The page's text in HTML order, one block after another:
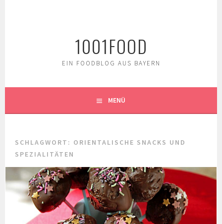
1001FOOD
EIN FOODBLOG AUS BAYERN
MENÜ
SCHLAGWORT: ORIENTALISCHE SNACKS UND
SPEZIALITÄTEN